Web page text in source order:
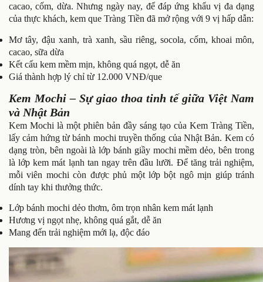
cacao, cốm, dừa. Nhưng ngày nay, để đáp ứng khẩu vị đa dạng
của thực khách, kem que Tràng Tiền đã mở rộng với 9 vị hấp dẫn:
Mơ tây, đậu xanh, trà xanh, sầu riêng, socola, cốm, khoai môn,
cacao, sữa dừa
Kết cấu kem mềm mịn, không quá ngọt, dễ ăn
Giá thành hợp lý chỉ từ 12.000 VNĐ/que
Kem Mochi – Sự giao thoa tinh tế giữa Việt Nam
và Nhật Bản
Kem Mochi là một phiên bản đầy sáng tạo của Kem Tràng Tiền,
lấy cảm hứng từ bánh mochi truyền thống của Nhật Bản. Kem có
dạng tròn, bên ngoài là lớp bánh giầy mochi mềm dẻo, bên trong
là lớp kem mát lạnh tan ngay trên đầu lưỡi. Để tăng trải nghiệm,
mỗi viên mochi còn được phủ một lớp bột ngô mịn giúp tránh
dính tay khi thưởng thức.
Lớp bánh mochi dẻo thơm, ôm trọn nhân kem mát lạnh
Hương vị ngọt nhẹ, không quá gắt, dễ ăn
Mang đến trải nghiệm mới lạ, độc đáo